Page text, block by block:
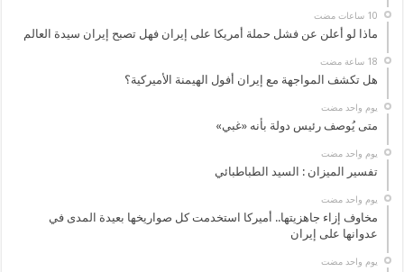
ماذا لو أعلن عن فشل حملة أمريكا على إيران فهل تصبح إيران سيدة العالم
هل تكشف المواجهة مع إيران أفول الهيمنة الأميركية؟
‏يوم واحد مضت
متى يُوصف رئيس دولة بأنه «غبي»
‏يوم واحد مضت
تفسير الميزان : السيد الطباطبائي
‏يوم واحد مضت
مخاوف إزاء جاهزيتها.. أميركا استخدمت كل صواريخها بعيدة المدى في
عدوانها على إيران
‏يوم واحد مضت